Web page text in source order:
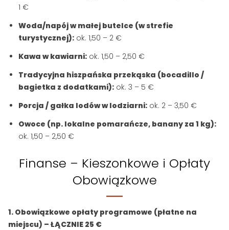
1 €
Woda/napój w małej butelce (w strefie
turystycznej): ok. 1,50 – 2 €
Kawa w kawiarni: ok. 1,50 – 2,50 €
Tradycyjna hiszpańska przekąska (bocadillo /
bagietka z dodatkami): ok. 3 – 5 €
Porcja / gałka lodów w lodziarni: ok. 2 – 3,50 €
Owoce (np. lokalne pomarańcze, banany za 1 kg):
ok. 1,50 – 2,50 €
Finanse – Kieszonkowe i Opłaty
Obowiązkowe
1. Obowiązkowe opłaty programowe (płatne na
miejscu) – ŁĄCZNIE 25 €